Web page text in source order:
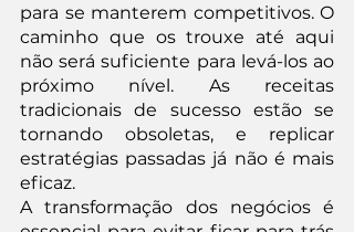
para se manterem competitivos. O
caminho que os trouxe até aqui
não será suficiente para levá-los ao
próximo nível. As receitas
tradicionais de sucesso estão se
tornando obsoletas, e replicar
estratégias passadas já não é mais
eficaz.
A transformação dos negócios é